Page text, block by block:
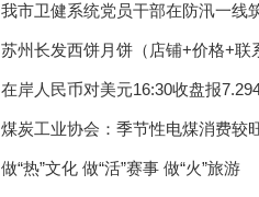
消费者投诉：iBox链
钢铁行业产量下降
生猪养殖板块有望
复盘A股历次回购热
中泰证券：低估值
我市卫健系统党员干部在防汛一线
苏州长发西饼月饼（店铺+价格+联
在岸人民币对美元16:30收盘报
煤炭工业协会：季节性电煤消费较
做“热”文化 做“活”赛事 做“火”旅游